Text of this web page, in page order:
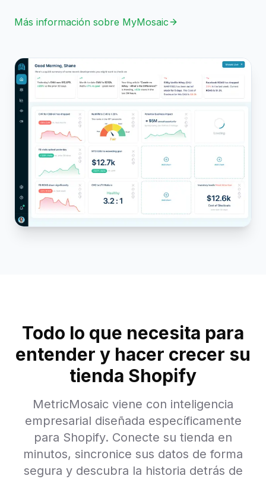
Más información sobre MyMosaic
Todo lo que necesita para
entender y hacer crecer su
tienda Shopify
MetricMosaic viene con inteligencia
empresarial diseñada específicamente
para Shopify. Conecte su tienda en
minutos, sincronice sus datos de forma
segura y descubra la historia detrás de